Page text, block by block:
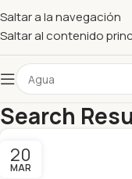
Saltar a la navegación
Saltar al contenido
Search
20
MAR